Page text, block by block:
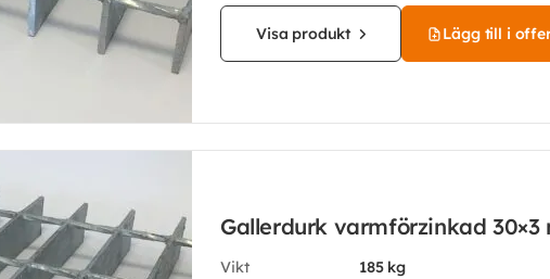
Visa produkt Lägg till i
Gallerdurk varmförzinkad 30×3
Vikt
185 kg